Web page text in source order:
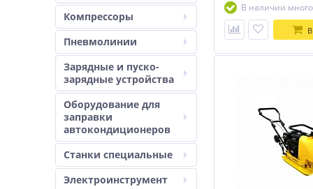
Компрессоры
Пневмолинии
Зарядные и пуско-
зарядные устройства
Оборудование для
заправки
автокондиционеров
Станки специальные
Электроинструмент
В наличии много